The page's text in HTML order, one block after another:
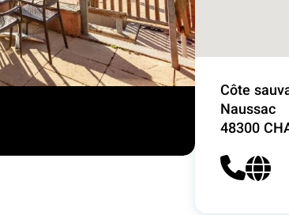
Côte
Naussac
48300